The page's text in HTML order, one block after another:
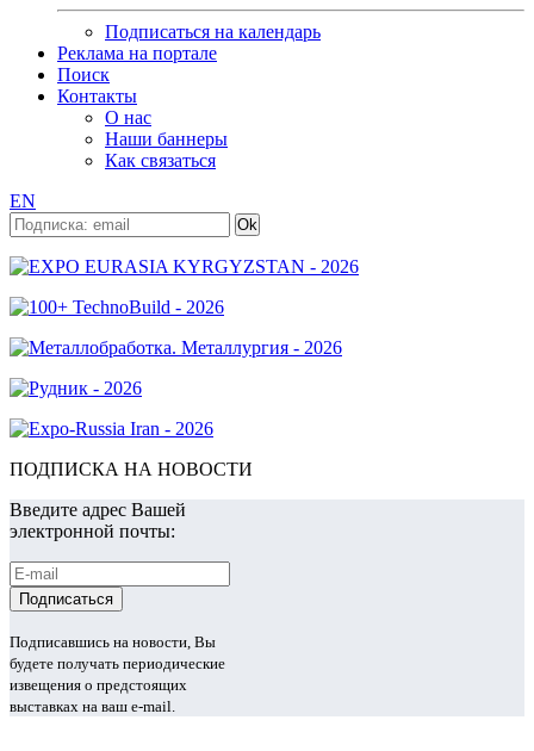
Подписаться на календарь
Реклама на портале
Поиск
Контакты
О нас
Наши баннеры
Как связаться
EN
ПОДПИСКА НА НОВОСТИ
Введите адрес Вашей
электронной почты:
Подписавшись на новости, Вы
будете получать периодические
извещения о предстоящих
выставках на ваш e-mail.